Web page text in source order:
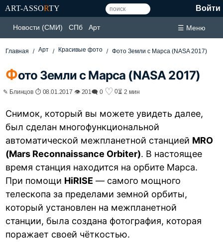
ART-ASSORTY Войти
Новости (СМИ) СПб Арт ☰ Меню
Главная Арт Красивые фото Фото Земли с Марса (NASA 2017)
Фото Земли с Марса (NASA 2017)
✎ Блинцов ⏱ 08.01.2017 👁 201🗨 0 ♡ 0⏳ 2 мин
Снимок, который вы можете увидеть далее,
был сделан многофункциональной
автоматической межпланетной станцией MRO
(Mars Reconnaissance Orbiter). В настоящее
время станция находится на орбите Марса.
При помощи HiRISE — самого мощного
телескопа за пределами земной орбиты,
который установлен на межпланетной
станции, была создана фотография, которая
поражает своей чёткостью.